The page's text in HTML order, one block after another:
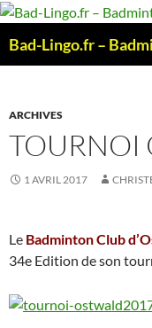
Aller
contenu
ARCHIVES
TOURNOI
1 AVRIL 2017
Le Badminton Club
34e Edition de son